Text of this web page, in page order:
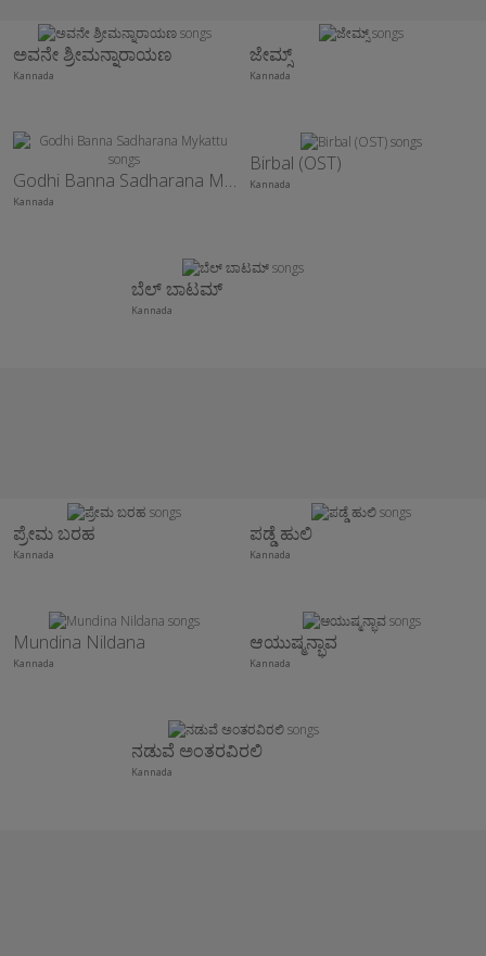
ಅವನೇ ಶ್ರೀಮನ್ನಾರಾಯಣ
Kannada
ಜೇಮ್ಸ್
Kannada
Godhi Banna Sadharana Mykattu
Kannada
Birbal (OST)
Kannada
ಬೆಲ್ ಬಾಟಮ್
Kannada
ಪ್ರೇಮ ಬರಹ
Kannada
ಪಡ್ಡೆ ಹುಲಿ
Kannada
Mundina Nildana
Kannada
ಆಯುಷ್ಮನ್ಭಾವ
Kannada
ನಡುವೆ ಅಂತರವಿರಲಿ
Kannada